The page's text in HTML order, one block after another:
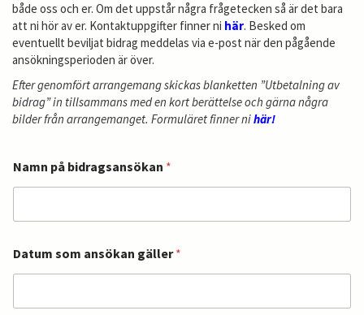
både oss och er. Om det uppstår några frågetecken så är det bara
att ni hör av er. Kontaktuppgifter finner ni här. Besked om
eventuellt beviljat bidrag meddelas via e-post när den pågående
ansökningsperioden är över.
Efter genomfört arrangemang skickas blanketten ”Utbetalning av
bidrag” in tillsammans med en kort berättelse och gärna några
bilder från arrangemanget. Formuläret finner nihär!
Namn på bidragsansökan *
Datum som ansökan gäller*